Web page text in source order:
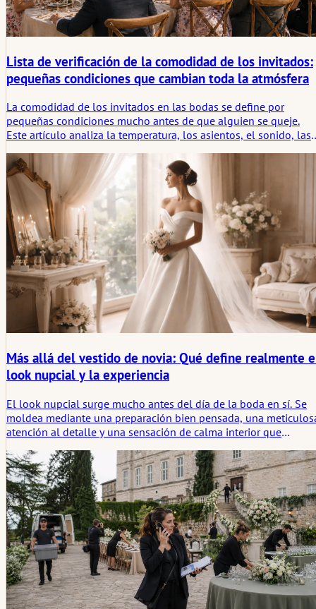
Lista de verificación de la comodidad de los invitados:
pequeñas condiciones que cambian toda la atmósfera
La comodidad de los invitados en las bodas se define por
pequeñas condiciones mucho antes de que alguien se queje.
Este artículo analiza la temperatura, los asientos, el sonido, las
que cambian la sensación de toda la sala.
Más allá del vestido de novia: Qué define realmente
look nupcial y la experiencia
El look nupcial surge mucho antes del día de la boda en sí. Se
moldea mediante una preparación bien pensada, una
atención al detalle y una sensación de calma interior que
momento y la presencia se combinan de forma natural, la
belleza se siente sin esfuerzo, en lugar de escenificada. El
cabello, el maquillaje, los accesorios y la postura trabajan
para apoyar a la novia, en lugar de eclipsarla. Pero lo que
realmente define su apariencia es lo arraigada y apoyada que se
siente. Una novia que confía en sus decisiones y abandona la
necesidad de perfección, irradia autenticidad y una tranquila
confianza. En este equilibrio entre la expresión externa y el
estado interno, el look nupcial se convierte en más que una
simple imagen. Se convierte en una atmósfera — una que se
siente, se recuerda y se lleva mucho más allá del día en sí.